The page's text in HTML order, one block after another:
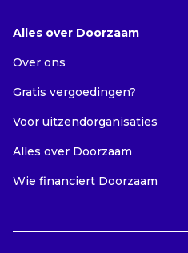
Alles over Doorzaam
Over ons
Gratis vergoedingen?
Voor uitzendorganisaties
Alles over Doorzaam
Wie financiert Doorzaam